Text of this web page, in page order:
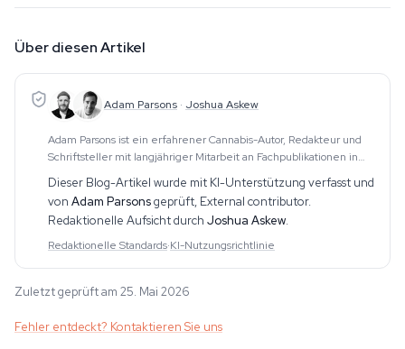
Über diesen Artikel
Adam Parsons · Joshua Askew
Adam Parsons ist ein erfahrener Cannabis-Autor, Redakteur und
Schriftsteller mit langjähriger Mitarbeit an Fachpublikationen in
diesem Bereich. Seine Arbeit umfasst CBD, Psychedelika,
Ethnobotanika und verwandte Themen.
Dieser Blog-Artikel wurde mit KI-Unterstützung verfasst und
von Adam Parsonsgeprüft, External contributor.
Redaktionelle Aufsicht durch Joshua Askew.
Redaktionelle Standards·KI-Nutzungsrichtlinie
Zuletzt geprüft am 25. Mai 2026
Fehler entdeckt? Kontaktieren Sie uns